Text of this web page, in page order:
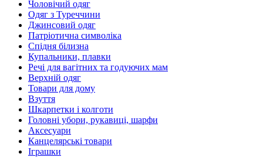
Чоловічий одяг
Одяг з Туреччини
Джинсовий одяг
Патріотична символіка
Спідня білизна
Купальники, плавки
Речі для вагітних та годуючих мам
Верхній одяг
Товари для дому
Взуття
Шкарпетки і колготи
Головні убори, рукавиці, шарфи
Аксесуари
Канцелярські товари
Іграшки